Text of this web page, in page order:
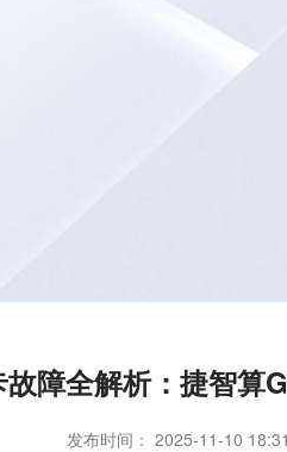
障全解析：捷智算
发布时间： 2025-11-10 18:31